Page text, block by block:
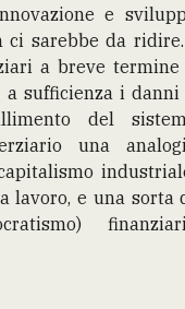
e
ci sarebbe da
a breve termine
a sufficienza i danni
del
una
lavoro, e una sorta